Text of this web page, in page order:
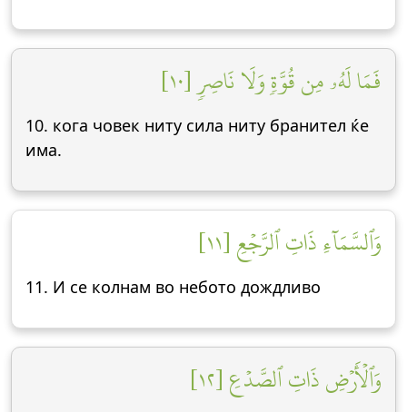
فَمَا لَهُۥ مِن قُوَّةٖ وَلَا نَاصِرٖ [١٠]
10. кога човек ниту сила ниту бранител ќе
има.
وَٱلسَّمَآءِ ذَاتِ ٱلرَّجۡعِ [١١]
11. И се колнам во небото дождливо
وَٱلۡأَرۡضِ ذَاتِ ٱلصَّدۡعِ [١٢]